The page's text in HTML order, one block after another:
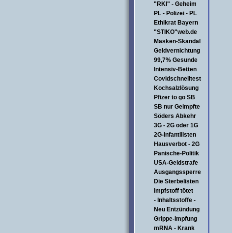
"RKI" - Geheim
PL - Polizei - PL
Ethikrat Bayern
"STIKO"web.de
Masken-Skandal
Geldvernichtung
99,7% Gesunde
Intensiv-Betten
Covidschnelltest
Kochsalzlösung
Pfizer to go SB
SB nur Geimpfte
Söders Abkehr
3G - 2G oder 1G
2G-Infantilisten
Hausverbot - 2G
Panische-Politik
USA-Geldstrafe
Ausgangssperre
Die Sterbelisten
Impfstoff tötet
- Inhaltsstoffe -
Neu Entzündung
Grippe-Impfung
mRNA - Krank